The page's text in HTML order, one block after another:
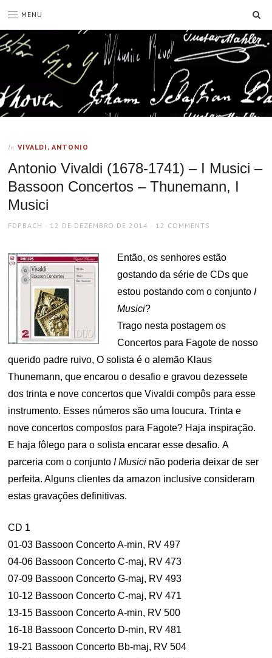
MENU
In VIVALDI, ANTONIO
Antonio Vivaldi (1678-1741) – I Musici –
Bassoon Concertos – Thunemann, I
Musici
AUTHOR
FDPBACH
POSTED
12 DE DEZEMBRO DE 2014 12 COMMENTS
Então, os senhores estão
gostando da série de CDs que
estou postando com o conjuntoI
Musici?
Trago nesta postagem os
Concertos para Fagote de nosso
querido padre ruivo, O solista é o alemão Klaus
Thunemann, que encarou o desafio e gravou dezessete
dos trinta e nove concertos que Vivaldi compôs para esse
instrumento. Esses números são uma loucura. Trinta e
nove concertos compostos para Fagote? Haja inspiração.
E haja fôlego para o solista encarar esse desafio. A
parceria com o conjuntoI Musici não poderia deixar de ser
perfeita. Alguns clientes da amazon inclusive consideram
estas gravações definitivas.
CD 1
01-03 Bassoon Concerto A-min, RV 497
04-06 Bassoon Concerto C-maj, RV 473
07-09 Bassoon Concerto G-maj, RV 493
10-12 Bassoon Concerto C-maj, RV 471
13-15 Bassoon Concerto A-min, RV 500
16-18 Bassoon Concerto D-min, RV 481
19-21 Bassoon Concerto Bb-maj, RV 504